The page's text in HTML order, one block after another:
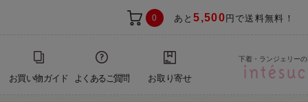
0 あと5,500 円で送料無料！
お買い物ガイド よくあるご質問 お取り寄せ
下着・ランジェリー